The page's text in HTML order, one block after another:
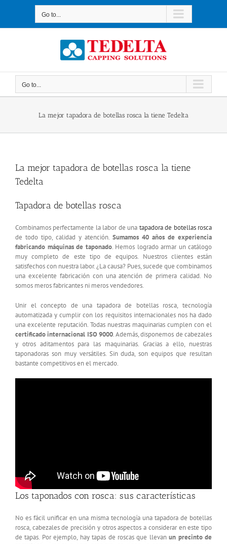
Go to...
Go to...
La mejor tapadora de botellas rosca la tiene Tedelta
La mejor tapadora de botellas rosca la tiene
Tedelta
Tapadora de botellas rosca
Combinamos perfectamente la labor de una tapadora de botellas rosca
de todo tipo, calidad y atención. Sumamos 40 años de experiencia
fabricando máquinas de taponado. Hemos logrado armar un catálogo
muy completo de este tipo de equipos. Nuestros clientes están
satisfechos con nuestra labor. ¿La causa? Pues, sucede que combinamos
una excelente fabricación con una atención de primera calidad. No
somos meros fabricantes ni meros vendedores.
Unir el concepto de una tapadora de botellas rosca, tecnología
automatizada y cumplir con los requisitos internacionales nos ha dado
una excelente reputación. Todas nuestras maquinarias cumplen con el
certificado internacional ISO 9000. Además, disponemos de cabezales
y otros aditamentos para las maquinarias. Gracias a ello, nuestras
taponadoras son muy versátiles. Sin duda, son equipos que resultan
bastante competitivos en el mercado.
Los taponados con rosca: sus características
No es fácil unificar en una misma tecnología una tapadora de botellas
rosca, cabezales de precisión y otros aspectos a considerar en este tipo
de tapas. Por ejemplo, hay tapas de roscas que llevanun precinto de